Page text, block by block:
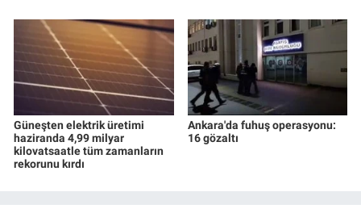
Güneşten elektrik üretimi
haziranda 4,99 milyar
kilovatsaatle tüm zamanların
rekorunu kırdı
Ankara'da fuhuş operasyonu:
16 gözaltı